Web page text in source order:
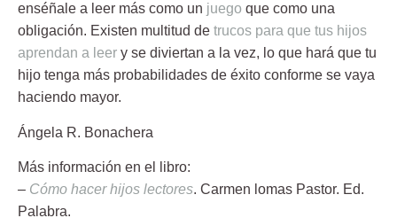
enséñale a leer más como un juego que como una
obligación. Existen multitud de trucos para que tus hijos
aprendan a leer y se diviertan a la vez, lo que hará que tu
hijo tenga más probabilidades de éxito conforme se vaya
haciendo mayor.
Ángela R. Bonachera
Más información en el libro:
– Cómo hacer hijos lectores. Carmen lomas Pastor. Ed.
Palabra.